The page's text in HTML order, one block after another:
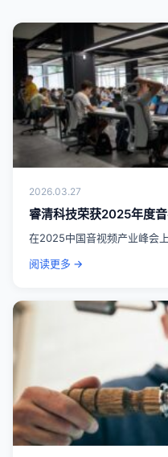
2026.03.27
睿清科技荣获2025年度
在2025中国音视频产业峰会
阅读更多 →